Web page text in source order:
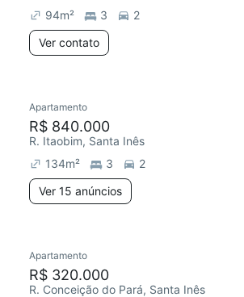
94m² 3
2
Ver contato
Redecorar
Apartamento
R$ 840.000
R. Itaobim, Santa Inês
134m² 3
2
Ver 15 anúncios
Apartamento
R$ 320.000
R. Conceição do Pará, Santa Inês